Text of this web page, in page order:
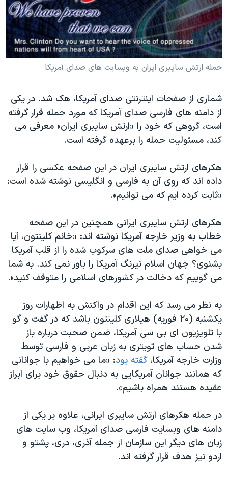
فرهنگ و زندگی
حقوق شهروندی
اقتصادی
علم و فناوری
گالری عکس
آرشیو پخش زنده
مستندها
انتخابات ریاست جمهوری آمریکا ۲۰۲۴
حمله جمهوری اسلامی به اسرائیل
رمز مهسا
اعتراضات زن، زندگی، آزادی
مجموعه مستندهای دادخواهی
تریبونال مردمی آبان ۹۸
چهل سال گروگان‌گیری
قانون شفافیت دارائی کادر رهبری ایران
اسرائیل در جنگ
نرگس محمدی برنده جایزه نوبل صلح
همایش محافظه‌کاران آمریکا «سی‌پک»
صفحه‌های ویژه
سفر پرزیدنت ترامپ به چین
دنبال کنید
حمله ارتش سایبری ایران به وبسایت های صدای آمریکا
شماری از صفحات اینترنتی صدای آمریکا، هک شد. در یکی
از دامنه های فارسی صدای آمریکا که مورد حمله قرار گرفته
است، گروهی که خود را «ارتش سایبری ایران» معرفی می
کند، مسئولیت حمله را برعهده گرفته است.
هکرهای ارتش سایبری ایران در این صفحه عکسی را قرار
داده اند که روی آن به فارسی و انگلیسی نوشته شده است:
«ثابت کرده ایم که می توانیم».
هکرهای ارتش سایبری ایرانی همچنین در این صفحه
خطاب به وزیر خارجه آمریکا نوشته اند: «خانم کلینتون، آیا
می خواهی صدای ملت های سرکوب شده را از قلب آمریکا
بشنوی؟ جهان اسلام نیرنگ آمریکا را باور نمی کند. به شما
می گوییم که دخالت در کشورهای اسلامی را متوقف کنید».
به نظر می رسد که این اقدام در واکنش به اظهارات روز
یکشنبه (۲۰ فوریه) هیلاری کلینتون باشد که در گفت و گو
با تلویزیون ای بی سی آمریکا، ضمن صحبت درباره باز
شدن حساب های تویتری به زبان عربی و فارسی توسط
وزارت خارجه آمریکا، گفته بود: «ما می خواهیم با جوانانی
که همانند جوانان آمریکایی به دنبال حقوق خود برای ابراز
عقیده هستند همراه باشیم».
در حمله هکرهای ارتش سایبری ایرانی، علاوه بر یکی از
دامنه های وبسایت فارسی صدای آمریکا، وب سایت های
زبان های دیگر این سازمان از جمله آذری، دری، پشتو و
اردو نیز هدف قرار گرفته اند.